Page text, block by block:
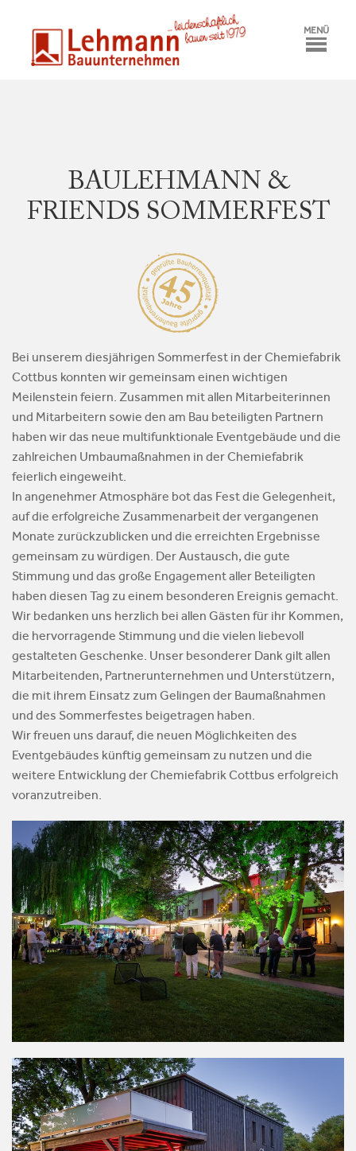
MENÜ
BAULEHMANN &
FRIENDS SOMMERFEST
Bei unserem diesjährigen Sommerfest in der Chemiefabrik
Cottbus konnten wir gemeinsam einen wichtigen
Meilenstein feiern. Zusammen mit allen Mitarbeiterinnen
und Mitarbeitern sowie den am Bau beteiligten Partnern
haben wir das neue multifunktionale Eventgebäude und die
zahlreichen Umbaumaßnahmen in der Chemiefabrik
feierlich eingeweiht.
In angenehmer Atmosphäre bot das Fest die Gelegenheit,
auf die erfolgreiche Zusammenarbeit der vergangenen
Monate zurückzublicken und die erreichten Ergebnisse
gemeinsam zu würdigen. Der Austausch, die gute
Stimmung und das große Engagement aller Beteiligten
haben diesen Tag zu einem besonderen Ereignis gemacht.
Wir bedanken uns herzlich bei allen Gästen für ihr Kommen,
die hervorragende Stimmung und die vielen liebevoll
gestalteten Geschenke. Unser besonderer Dank gilt allen
Mitarbeitenden, Partnerunternehmen und Unterstützern,
die mit ihrem Einsatz zum Gelingen der Baumaßnahmen
und des Sommerfestes beigetragen haben.
Wir freuen uns darauf, die neuen Möglichkeiten des
Eventgebäudes künftig gemeinsam zu nutzen und die
weitere Entwicklung der Chemiefabrik Cottbus erfolgreich
voranzutreiben.